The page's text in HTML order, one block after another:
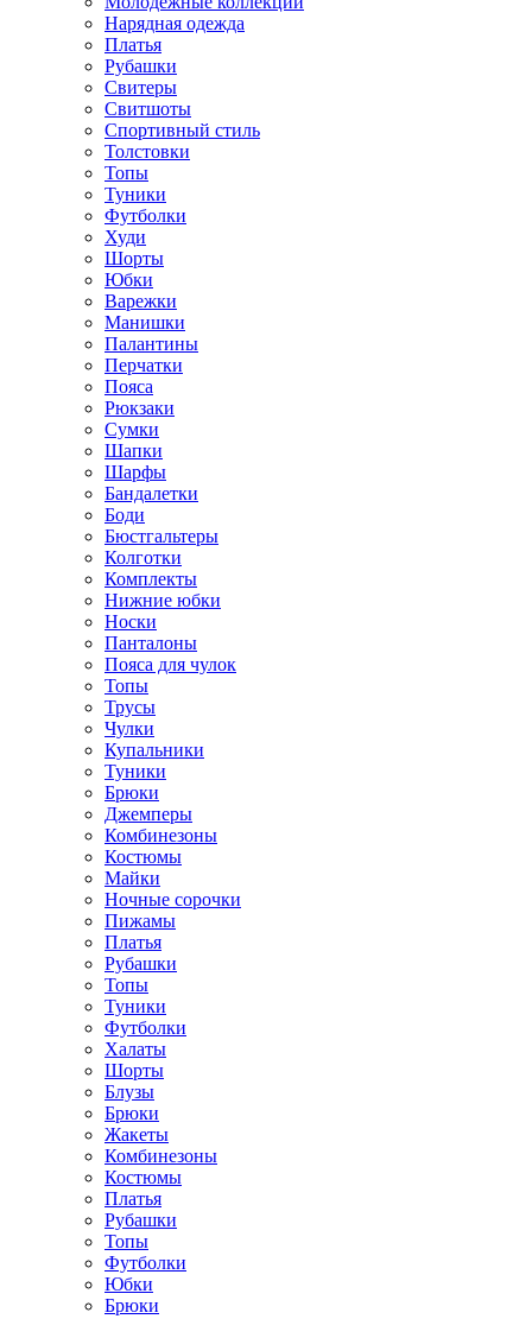
Нарядная одежда
Платья
Рубашки
Свитеры
Свитшоты
Спортивный стиль
Толстовки
Топы
Туники
Футболки
Худи
Шорты
Юбки
Варежки
Манишки
Палантины
Перчатки
Пояса
Рюкзаки
Сумки
Шапки
Шарфы
Бандалетки
Боди
Бюстгальтеры
Колготки
Комплекты
Нижние юбки
Носки
Панталоны
Поясa для чулок
Топы
Трусы
Чулки
Купальники
Туники
Брюки
Джемперы
Комбинезоны
Костюмы
Майки
Ночные сорочки
Пижамы
Платья
Рубашки
Топы
Туники
Футболки
Халаты
Шорты
Блузы
Брюки
Жакеты
Комбинезоны
Костюмы
Платья
Рубашки
Топы
Футболки
Юбки
Брюки